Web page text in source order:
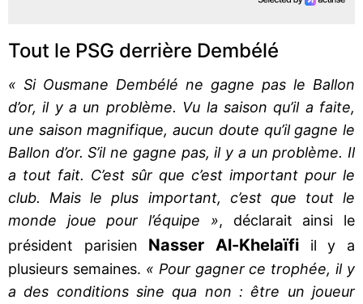
Tout le PSG derrière Dembélé
« Si Ousmane Dembélé ne gagne pas le Ballon
d’or, il y a un problème. Vu la saison qu’il a faite,
une saison magnifique, aucun doute qu’il gagne le
Ballon d’or. S’il ne gagne pas, il y a un problème. Il
a tout fait. C’est sûr que c’est important pour le
club. Mais le plus important, c’est que tout le
monde joue pour l’équipe », déclarait ainsi le
président parisien Nasser Al-Khelaïfi il y a
plusieurs semaines. « Pour gagner ce trophée, il y
a des conditions sine qua non : être un joueur